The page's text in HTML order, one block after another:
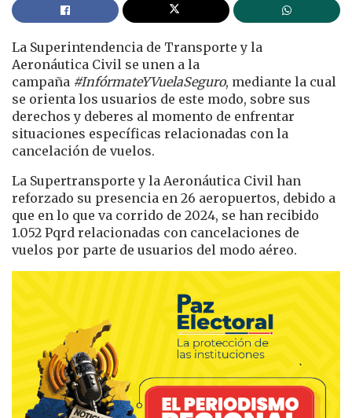
La Superintendencia de Transporte y la
Aeronáutica Civil se unen a la
campaña #InfórmateYVuelaSeguro, mediante la cual
se orienta los usuarios de este modo, sobre sus
derechos y deberes al momento de enfrentar
situaciones específicas relacionadas con la
cancelación de vuelos.
La Supertransporte y la Aeronáutica Civil han
reforzado su presencia en 26 aeropuertos, debido a
que en lo que va corrido de 2024, se han recibido
1.052 Pqrd relacionadas con cancelaciones de
vuelos por parte de usuarios del modo aéreo.